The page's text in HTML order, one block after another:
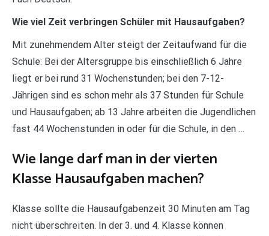
Wie viel Zeit verbringen Schüler mit Hausaufgaben?
Mit zunehmendem Alter steigt der Zeitaufwand für die
Schule: Bei der Altersgruppe bis einschließlich 6 Jahre
liegt er bei rund 31 Wochenstunden; bei den 7-12-
Jährigen sind es schon mehr als 37 Stunden für Schule
und Hausaufgaben; ab 13 Jahre arbeiten die Jugendlichen
fast 44 Wochenstunden in oder für die Schule, in den …
Wie lange darf man in der vierten
Klasse Hausaufgaben machen?
Klasse sollte die Hausaufgabenzeit 30 Minuten am Tag
nicht überschreiten. In der 3. und 4. Klasse können